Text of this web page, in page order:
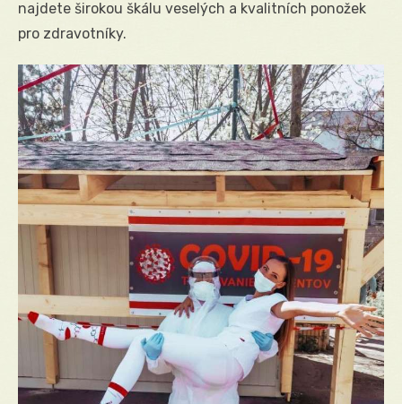
najdete širokou škálu veselých a kvalitních ponožek
pro zdravotníky.